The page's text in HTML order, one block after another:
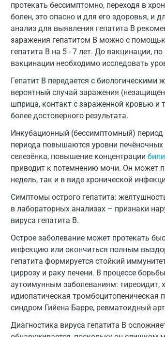
протекать бессимптомно, переходя в
болен, это опасно и для его здоровья, и
анализ для выявления гепатита B
заражения гепатитом В можно с
гепатита В на 5 - 7 лет. До вакцинации,
вакцинации необходимо исследовать
Гепатит В передается с
вероятный случай заражения
шприца, контакт с зараженной кровью и
более достоверного результата.
Инкубационный (бессимптомный) период
периода повышаются уровни печёночных
селезёнка, повышение концентрации
приводит к потемнению мочи. Он может
недель, так и в виде хронической
Симптомы острого гепатита:
в лабораторных анализах – признаки
вируса гепатита В.
Острое заболевание может протекать
инфекцию или окончиться полным
гепатита формируется стойкий
циррозу и раку печени. В процессе
аутоимунным заболеваниям: тиреоидит,
идиопатическая тромбоцитопеническая
синдром Гийена Барре, ревматоидный
Диагностика вируса гепатита B